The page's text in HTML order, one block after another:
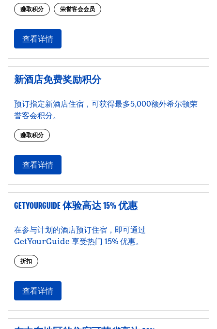
赚取积分 荣誉客会会员
查看详情
新酒店免费奖励积分
预订指定新酒店住宿，可获得最多5,000额外希尔顿荣
誉客会积分。
赚取积分
查看详情
GETYOURGUIDE 体验高达 15% 优惠
在参与计划的酒店预订住宿，即可通过
GetYourGuide 享受热门 15% 优惠。
折扣
查看详情